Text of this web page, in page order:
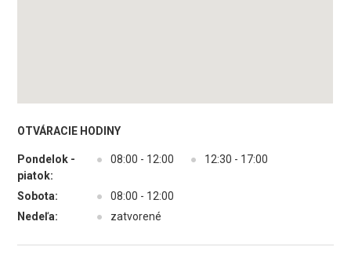
OTVÁRACIE HODINY
Pondelok -
piatok:
● 08:00 - 12:00 ● 12:30 - 17:00
Sobota: ●
08:00 - 12:00
Nedeľa:
● zatvorené